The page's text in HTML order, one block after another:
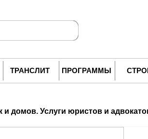
ТРАНСЛИТ ПРОГРАММЫ
и домов. Услуги юристов и